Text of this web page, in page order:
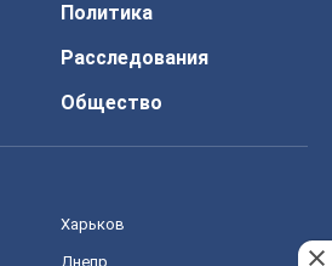
Политика
Расследования
Общество
Харьков
Днепр